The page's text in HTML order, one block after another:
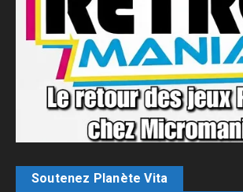
Soutenez Planète Vita